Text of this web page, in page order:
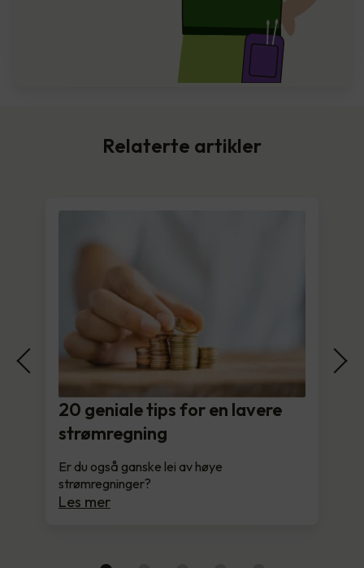
Relaterte artikler
20 geniale tips for en lavere
strømregning
Er du også ganske lei av høye
strømregninger?
Les mer